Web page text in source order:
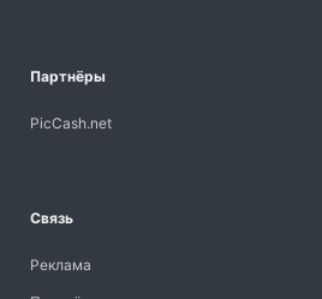
Партнёры
PicCash.net
Связь
Реклама